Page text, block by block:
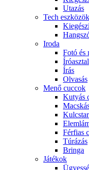
Utazás
Tech eszközök
Iroda
Fotó és
Íróasztal
Írás
Olvasás
Menő cuccok
Kutyás
Férfias
Túrázás
Bringa
Játékok